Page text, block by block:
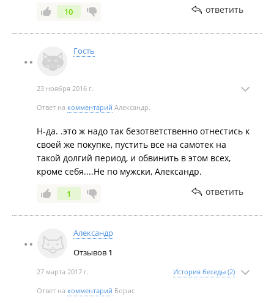
привезти на его место другой товар и при этом
платить аренду за склад? Я думаю нет, и Вы сами
это понимаете.
Александр, касаемо Вашего недовольства моим
игнором, Вы не заметили очередь из 3х человек
около моего стола? Или я должен был при Вашем
появлении отказать всем и заняться Вашим
очереди. Возврат был оформлен в течении 3-х
рабочих дней, как это положено по закону, чего и
требовала Ваша жена.
Для того чтобы вернуть деньги, Вам необходимо
было иметь при себе карту, т.к. покупку
не оказалось, т.к. оплачивала Евгения со своей
основании Вы, Александр, должны были
получить деньги оплаченные другим человеком?
неправдивым, много выдумок и домыслов!
Всего наилучшего! Буду рад, если Вы лично мне
10 ответить
Гость
23 ноября 2016 г.
Ответ на комментарий Александр.
Н-да. .это ж надо так безответственно отнестись к
своей же покупке, пустить все на самотек на
такой долгий период, и обвинить в этом всех,
кроме себя....Не по мужски, Александр.
1 ответить
Александр
Отзывов 1
27 марта 2017 г. История беседы (2)
Ответ на комментарий Борис